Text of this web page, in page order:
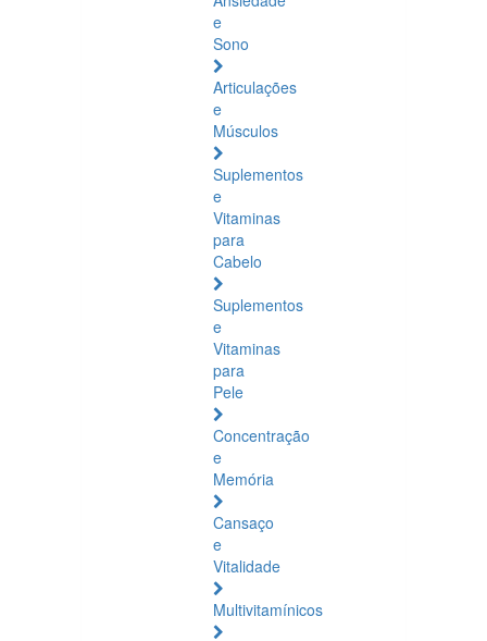
e
Sono
Articulações
e
Músculos
Suplementos
e
Vitaminas
para
Cabelo
Suplementos
e
Vitaminas
para
Pele
Concentração
e
Memória
Cansaço
e
Vitalidade
Multivitamínicos